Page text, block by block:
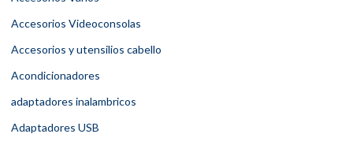
Accesorios Videoconsolas
Accesorios y utensilios cabello
Acondicionadores
adaptadores inalambricos
Adaptadores USB